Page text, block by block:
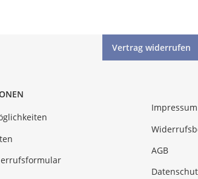
Vertrag widerrufen
Impressum
AGB